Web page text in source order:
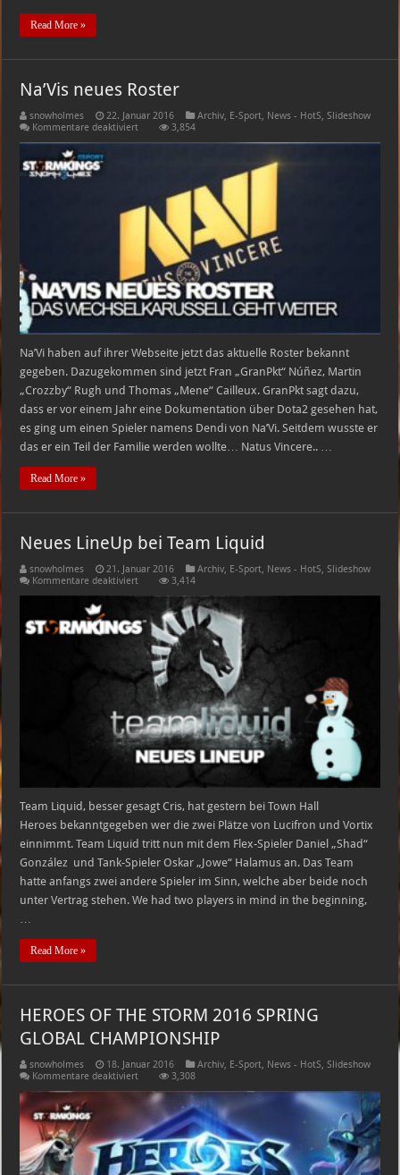
Read More »
Na’Vis neues Roster
snowholmes 22. Januar 2016 Archiv, E-Sport, News - HotS,Slideshow
Kommentare deaktiviertfür
3,854
Na’Vi haben auf ihrer Webseite jetzt das aktuelle Roster bekannt
gegeben. Dazugekommen sind jetzt Fran „GranPkt“ Núñez, Martin
„Crozzby“ Rugh und Thomas „Mene“ Cailleux. GranPkt sagt dazu,
dass er vor einem Jahr eine Dokumentation über Dota2 gesehen hat,
es ging um einen Spieler namens Dendi von Na’Vi. Seitdem wusste er
das er ein Teil der Familie werden wollte… Natus Vincere.. …
Read More »
Neues LineUp bei Team Liquid
snowholmes 21. Januar 2016 Archiv, E-Sport, News - HotS,Slideshow
Kommentare deaktiviertfür
bei
Team
Liquid
3,414
Team Liquid, besser gesagt Cris, hat gestern bei Town Hall
Heroes bekanntgegeben wer die zwei Plätze von Lucifron und Vortix
einnimmt. Team Liquid tritt nun mit dem Flex-Spieler Daniel „Shad“
González und Tank-Spieler Oskar „Jowe“ Halamus an. Das Team
hatte anfangs zwei andere Spieler im Sinn, welche aber beide noch
unter Vertrag stehen. We had two players in mind in the beginning,
Read More »
HEROES OF THE STORM 2016 SPRING
GLOBAL CHAMPIONSHIP
snowholmes 18. Januar 2016 Archiv, E-Sport, News - HotS,Slideshow
Kommentare deaktiviertfür
OF
STORM
2016
SPRING
GLOBAL
CHAMPIONSHIP
3,308